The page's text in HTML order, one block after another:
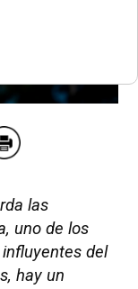
las
uno de los
del
hay un